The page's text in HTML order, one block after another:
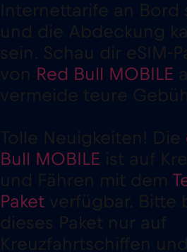
Internettarife an
und die Abdeckung
sein. Schau dir eSIM-
von Red Bull MOBILE
vermeide teure
Tolle Neuigkeiten! Die
Bull MOBILE ist auf
und Fähren mit dem
Paket verfügbar. Bitte
dieses Paket nur auf
Kreuzfahrtschiffen